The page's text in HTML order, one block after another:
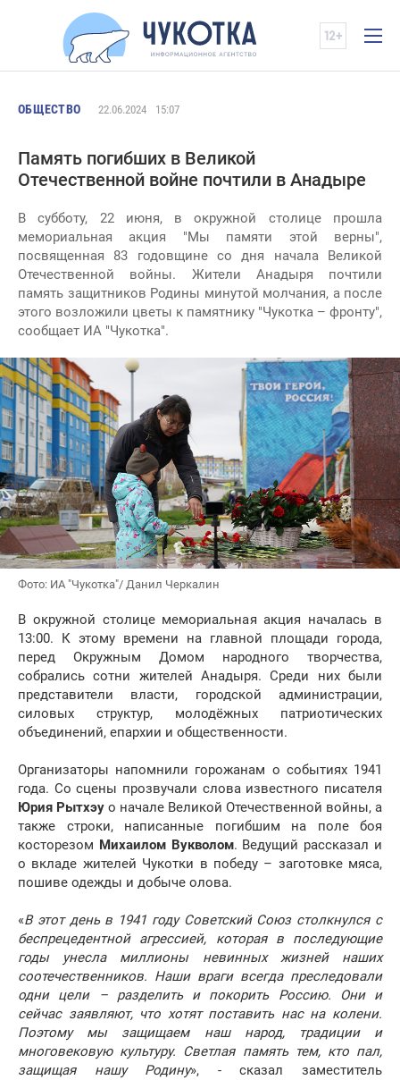
ОБЩЕСТВО 22.06.2024 15:07
Память погибших в Великой
Отечественной войне почтили в Анадыре
В субботу, 22 июня, в окружной столице прошла
мемориальная акция "Мы памяти этой верны",
посвященная 83 годовщине со дня начала Великой
Отечественной войны. Жители Анадыря почтили
память защитников Родины минутой молчания, а после
этого возложили цветы к памятнику "Чукотка – фронту",
сообщает ИА "Чукотка".
Фото: ИА "Чукотка"/ Данил Черкалин
В окружной столице мемориальная акция началась в
13:00. К этому времени на главной площади города,
перед Окружным Домом народного творчества,
собрались сотни жителей Анадыря. Среди них были
представители власти, городской администрации,
силовых структур, молодёжных патриотических
объединений, епархии и общественности.
Организаторы напомнили горожанам о событиях 1941
года. Со сцены прозвучали слова известного писателя
Юрия Рытхэу о начале Великой Отечественной войны, а
также строки, написанные погибшим на поле боя
косторезом Михаилом Вукволом. Ведущий рассказал и
о вкладе жителей Чукотки в победу – заготовке мяса,
пошиве одежды и добыче олова.
«В этот день в 1941 году Советский Союз столкнулся с
беспрецедентной агрессией, которая в последующие
годы унесла миллионы невинных жизней наших
соотечественников. Наши враги всегда преследовали
одни цели – разделить и покорить Россию. Они и
сейчас заявляют, что хотят поставить нас на колени.
Поэтому мы защищаем наш народ, традиции и
многовековую культуру. Светлая память тем, кто пал,
защищая нашу Родину», - сказал заместитель